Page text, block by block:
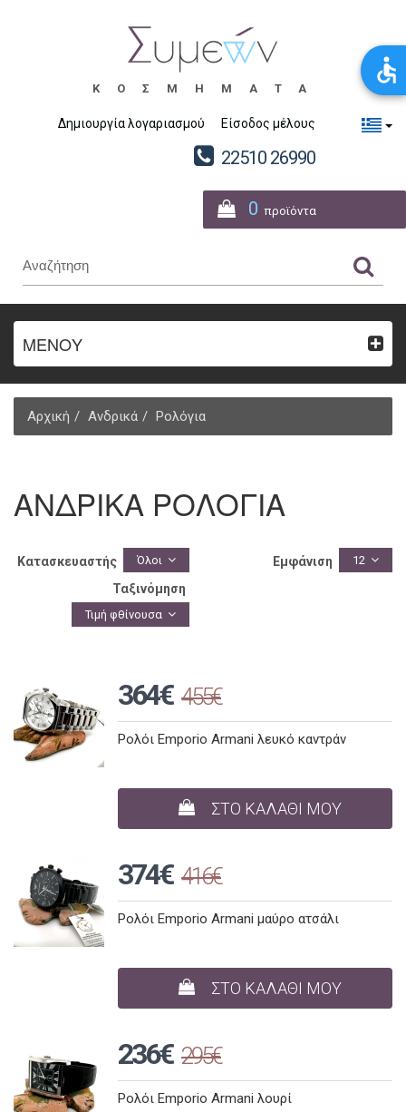
ΚΟΣΜΗΜΑΤΑ
Δημιουργία λογαριασμού Είσοδος μέλους
22510 26990
0 προϊόντα
ΜΕΝΟΥ
Αρχική Ανδρικά Ρολόγια
ΑΝΔΡΙΚΑ ΡΟΛΟΓΙΑ
Κατασκευαστής Όλοι Εμφάνιση 12
Ταξινόμηση
Τιμή φθίνουσα
364€ 455€
Ρολόι Emporio Armani λευκό καντράν
ΣΤΟ ΚΑΛΑΘΙ ΜΟΥ
374€ 416€
Ρολόι Emporio Armani μαύρο ατσάλι
ΣΤΟ ΚΑΛΑΘΙ ΜΟΥ
236€ 295€
Ρολόι Emporio Armani λουρί